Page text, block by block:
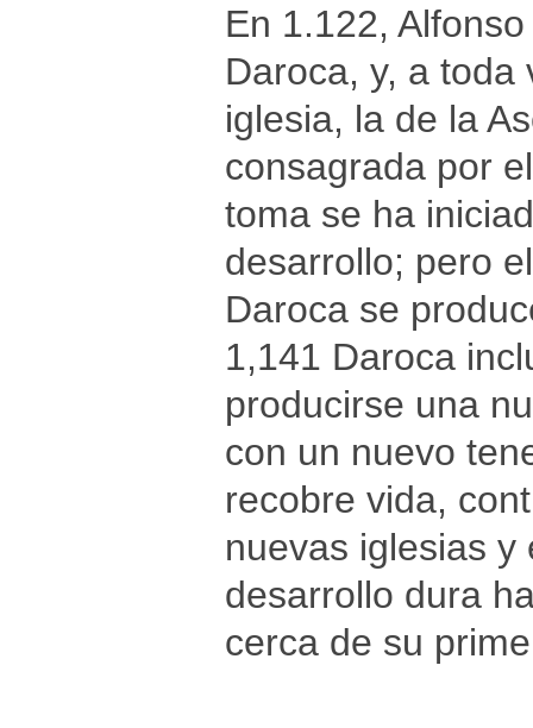
En 1.122,
Daroca, y, a toda
iglesia, la de la
consagrada por
toma se ha
desarrollo; pero
Daroca se
1,141 Daroca
producirse una
con un nuevo
recobre vida,
nuevas iglesias
desarrollo dura
cerca de su